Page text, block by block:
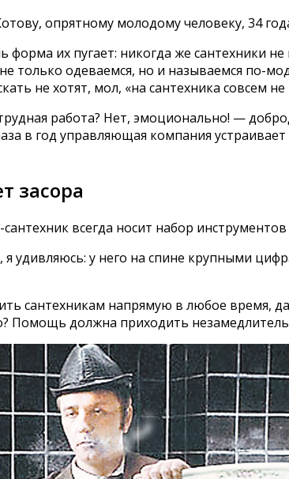
опрятному молодому человеку, 34
их пугает: никогда же сантехники
только одеваемся, но и называемся по-
не хотят, мол, «на сантехника совсем
работа? Нет, эмоционально! —
в год управляющая компания
засора
всегда носит набор
удивляюсь: у него на спине крупными
сантехникам напрямую в любое время,
Помощь должна приходить